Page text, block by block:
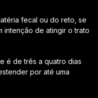
fecal ou do reto, se
intenção de atingir o trato
é de três a quatro dias
por até uma